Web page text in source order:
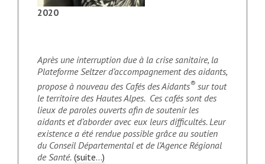
2020
Après une interruption due à la crise sanitaire, la
Plateforme Seltzer d’accompagnement des aidants,
propose à nouveau des Cafés des Aidants® sur tout
le territoire des Hautes Alpes. Ces cafés sont des
lieux de paroles ouverts afin de soutenir les
aidants et d’aborder avec eux leurs difficultés. Leur
existence a été rendue possible grâce au soutien
du Conseil Départemental et de l’Agence Régional
de Santé. (suite…)